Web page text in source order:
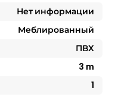
Нет информации
Меблированный
ПВХ
3 m
1